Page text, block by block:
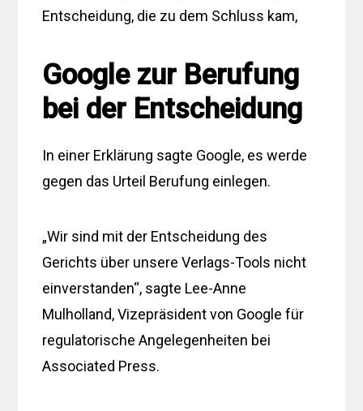
Entscheidung, die zu dem Schluss kam,
Google zur Berufung
bei der Entscheidung
In einer Erklärung sagte Google, es werde
gegen das Urteil Berufung einlegen.
„Wir sind mit der Entscheidung des
Gerichts über unsere Verlags-Tools nicht
einverstanden“, sagte Lee-Anne
Mulholland, Vizepräsident von Google für
regulatorische Angelegenheiten bei
Associated Press.